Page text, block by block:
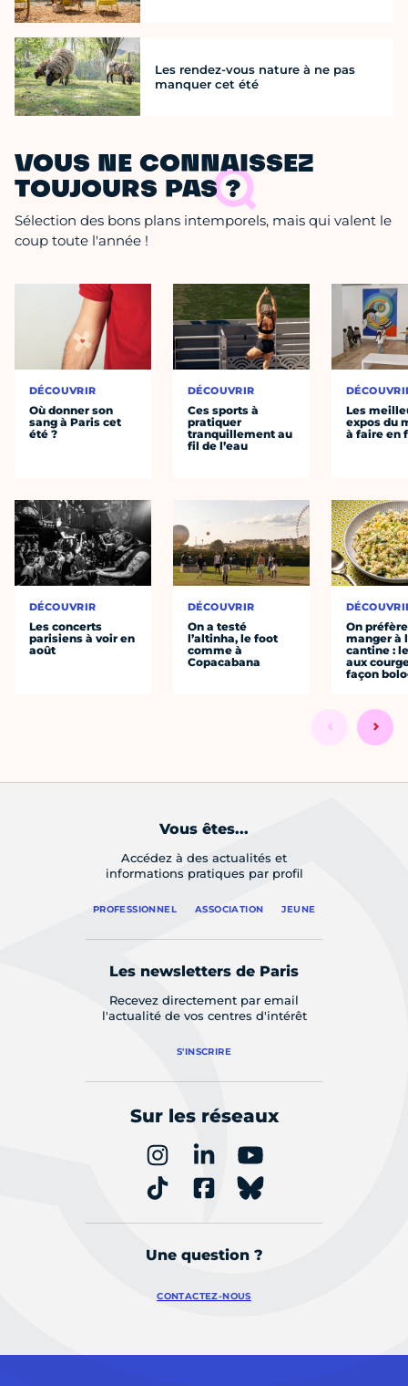
Les rendez-vous nature à ne pas
manquer cet été
VOUS NE CONNAISSEZ
TOUJOURS PAS ?
Sélection des bons plans intemporels, mais qui valent le
coup toute l'année !
DÉCOUVRIR
Où donner son
sang à Paris cet
été ?
DÉCOUVRIR
Les concerts
parisiens à voir en
août
DÉCOUVRIR
Ces sports à
pratiquer
tranquillement au
fil de l’eau
DÉCOUVRIR
On a testé
l’altinha, le foot
comme à
Copacabana
Les
expos du
à faire en
On préfère
manger à
cantine :
aux
façon
Vous êtes...
Accédez à des actualités et
informations pratiques par profil
PROFESSIONNEL ASSOCIATION JEUNE
Les newsletters de Paris
Recevez directement par email
l'actualité de vos centres d'intérêt
S'INSCRIRE
Sur les réseaux
Une question ?
CONTACTEZ-NOUS